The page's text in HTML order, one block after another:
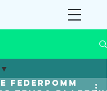
Federpomm